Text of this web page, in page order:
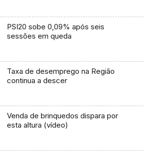
PSI20 sobe 0,09% após seis
sessões em queda
Taxa de desemprego na Região
continua a descer
Venda de brinquedos dispara por
esta altura (vídeo)